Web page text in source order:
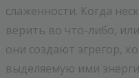
слаженности. Когда
верить во что-либо,
они создают эгрегор,
выделяемую ими